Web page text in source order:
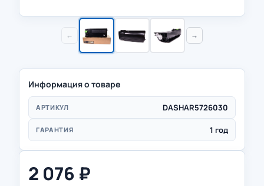
← →
Информация о товаре
АРТИКУЛ DASHAR5726030
ГАРАНТИЯ 1 год
2 076 ₽